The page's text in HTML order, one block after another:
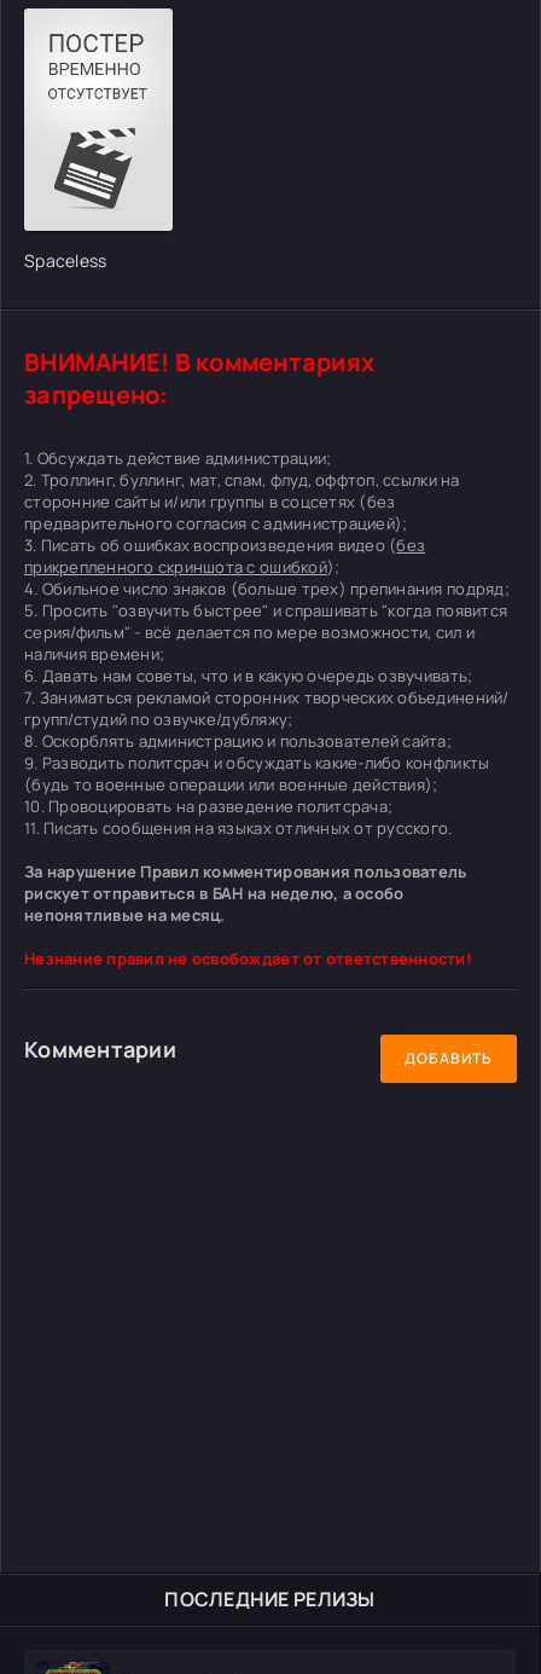
ПОСЛЕДНИЕ РЕЛИЗЫ
Spaceless
ВНИМАНИЕ! В комментариях
запрещено:
1. Обсуждать действие администрации;
2. Троллинг, буллинг, мат, спам, флуд, оффтоп, ссылки на
сторонние сайты и/или группы в соцсетях (без
предварительного согласия с администрацией);
3. Писать об ошибках воспроизведения видео (без
прикрепленного скриншота с ошибкой);
4. Обильное число знаков (больше трех) препинания подряд;
5. Просить "озвучить быстрее" и спрашивать "когда появится
серия/фильм" - всё делается по мере возможности, сил и
наличия времени;
6. Давать нам советы, что и в какую очередь озвучивать;
7. Заниматься рекламой сторонних творческих объединений/
групп/студий по озвучке/дубляжу;
8. Оскорблять администрацию и пользователей сайта;
9. Разводить политсрач и обсуждать какие-либо конфликты
(будь то военные операции или военные действия);
10. Провоцировать на разведение политсрача;
11. Писать сообщения на языках отличных от русского.
За нарушение Правил комментирования пользователь
рискует отправиться в БАН на неделю, а особо
непонятливые на месяц.
Незнание правил не освобождает от ответственности!
Комментарии ДОБАВИТЬ